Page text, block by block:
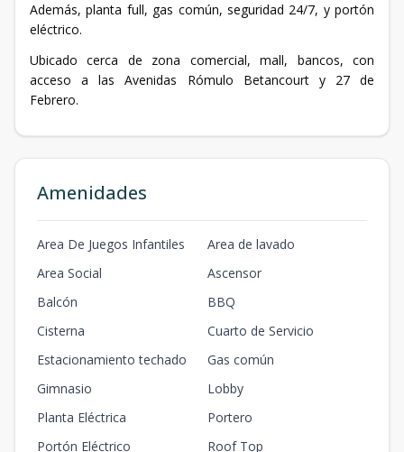
Además, planta full, gas común, seguridad 24/7, y portón
eléctrico.
Ubicado cerca de zona comercial, mall, bancos, con
acceso a las Avenidas Rómulo Betancourt y 27 de
Febrero.
Amenidades
Area De Juegos Infantiles
Area de lavado
Area Social
Ascensor
Balcón
BBQ
Cisterna
Cuarto de Servicio
Estacionamiento techado
Gas común
Gimnasio
Lobby
Planta Eléctrica
Portero
Portón Eléctrico
Roof Top